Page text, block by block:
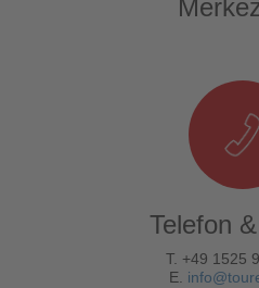
Telefon
T. +49 1525
E.